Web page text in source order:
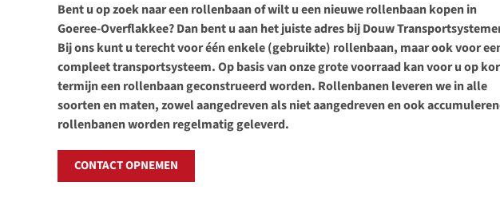
Bent u op zoek naar een rollenbaan of wilt u een nieuwe rollenbaan kopen in
Goeree-Overflakkee? Dan bent u aan het juiste adres bij Douw
Bij ons kunt u terecht voor één enkele (gebruikte) rollenbaan, maar ook voor
compleet transportsysteem. Op basis van onze grote voorraad kan voor u op
termijn een rollenbaan geconstrueerd worden. Rollenbanen leveren we in alle
soorten en maten, zowel aangedreven als niet aangedreven en ook
rollenbanen worden regelmatig geleverd.
CONTACT OPNEMEN